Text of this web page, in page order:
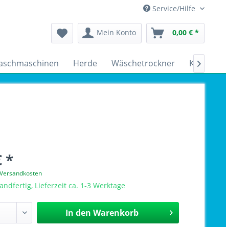
Service/Hilfe
Mein Konto 0,00 € *
Herde Wäschetrockner 
*
Lieferzeit ca. 1-3 Werktage
In den Warenkorb